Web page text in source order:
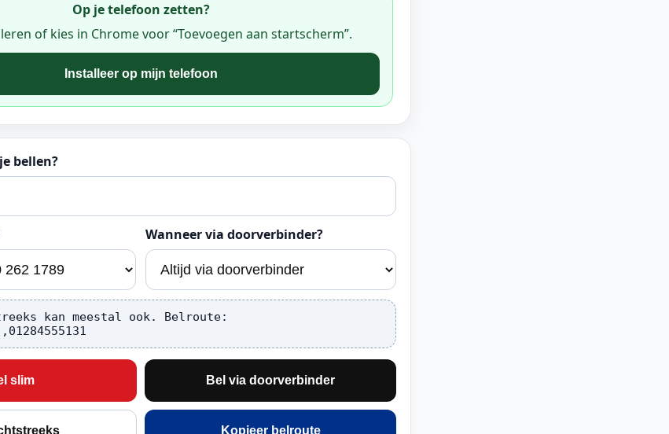
Op je telefoon zetten?
of kies in Chrome voor “Toevoegen aan startscherm”.
Installeer op mijn telefoon
bellen?
Wanneer via doorverbinder?
kan meestal ook. Belroute:
slim Bel via doorverbinder
Kopieer belroute